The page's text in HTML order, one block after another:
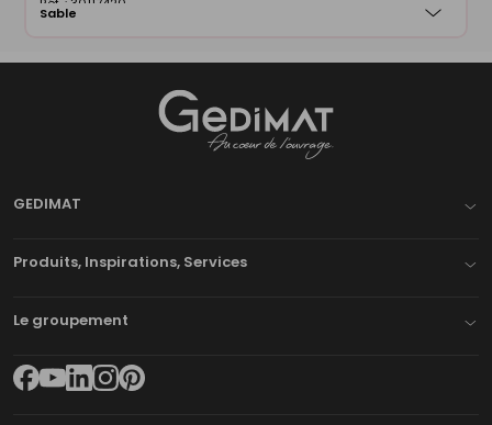
Sable
GEDIMAT
Produits, Inspirations, Services
Le groupement